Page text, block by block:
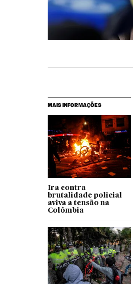
MAIS INFORMAÇÕES
Ira contra
brutalidade policial
aviva a tensão na
Colômbia